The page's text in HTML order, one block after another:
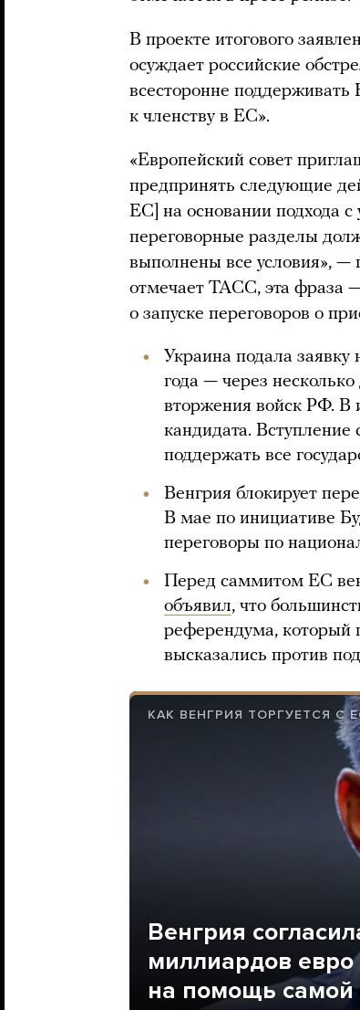
В проекте итогового
осуждает российские
всесторонне
к членству в ЕС».
«Европейский совет
предпринять следующие
ЕС] на основании подхода с
переговорные разделы
выполнены все условия», —
отмечает ТАСС, эта фраза
о запуске переговоров о
Украина подала
года — через
вторжения войск РФ. В
кандидата.
поддержать все
Венгрия блокирует
В мае по инициативе
переговоры по
Перед саммитом ЕС
объявил, что
референдума, который
высказались против
КАК ВЕНГРИЯ ТОРГУЕТСЯ С
Венгрия
миллиардов
на помощь самой